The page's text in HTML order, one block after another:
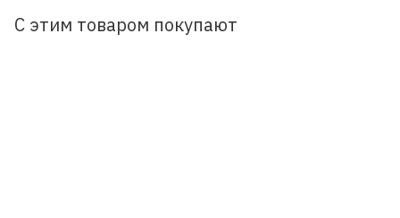
С этим товаром покупают